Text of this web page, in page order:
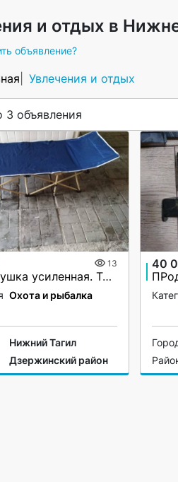
и отдых в
объявление?
Увлечения и отдых
3 объявления
13
Раскладушка усиленная. Туристам, рыбакам или командировочным. Раскладывается быстро и легко
Охота и рыбалка
Нижний Тагил
Дзержинский район
40